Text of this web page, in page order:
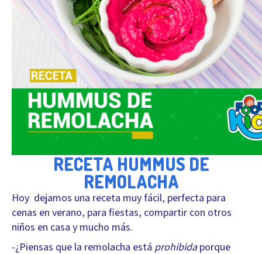
RECETA HUMMUS DE
REMOLACHA
Hoy dejamos una receta muy fácil, perfecta para
cenas en verano, para fiestas, compartir con otros
niños en casa y mucho más.
-¿Piensas que la remolacha está prohibidaporque